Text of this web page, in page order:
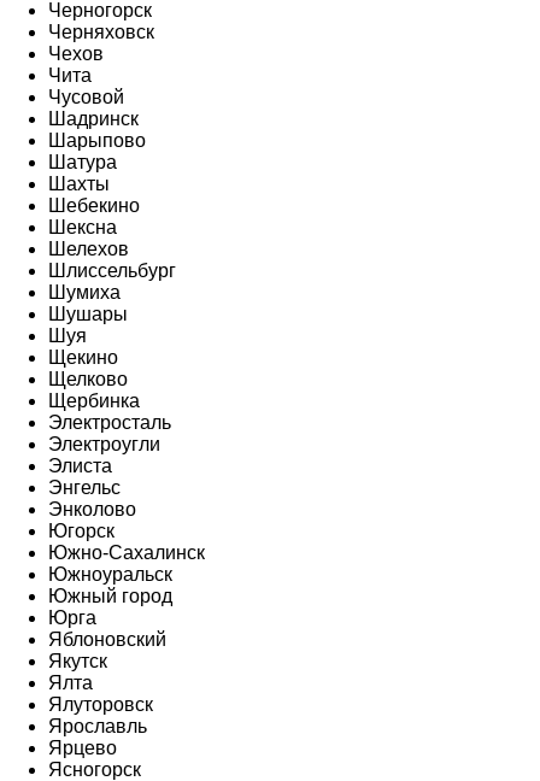
Черногорск
Черняховск
Чехов
Чита
Чусовой
Шадринск
Шарыпово
Шатура
Шахты
Шебекино
Шексна
Шелехов
Шлиссельбург
Шумиха
Шушары
Шуя
Щекино
Щелково
Щербинка
Электросталь
Электроугли
Элиста
Энгельс
Энколово
Югорск
Южно-Сахалинск
Южноуральск
Южный город
Юрга
Яблоновский
Якутск
Ялта
Ялуторовск
Ярославль
Ярцево
Ясногорск